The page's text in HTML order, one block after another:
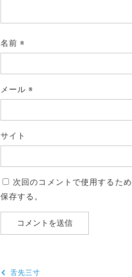
名前※
メール※
サイト
次回のコメントで使用するた
保存する。
投
舌先三寸